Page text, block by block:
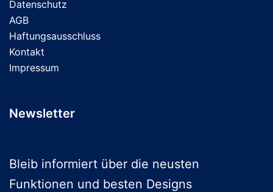
Datenschutz
AGB
Haftungsausschluss
Kontakt
Impressum
Newsletter
Bleib informiert über die neusten
Funktionen und besten Designs